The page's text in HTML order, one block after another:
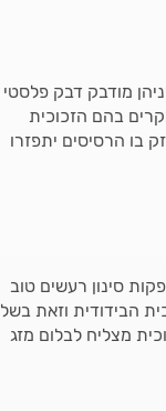
מודבק דבק פלסטי
בהם הזכוכית
בו הרסיסים יתפזרו
סינון רעשים טוב
הבידודית וזאת בשל
מצליח לבלום מזג